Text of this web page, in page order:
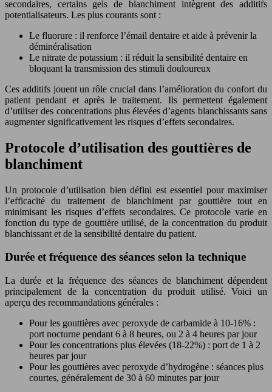
secondaires, certains gels de blanchiment intègrent des additifs
potentialisateurs. Les plus courants sont :
Le fluorure : il renforce l’émail dentaire et aide à prévenir la
déminéralisation
Le nitrate de potassium : il réduit la sensibilité dentaire en
bloquant la transmission des stimuli douloureux
Ces additifs jouent un rôle crucial dans l’amélioration du confort du
patient pendant et après le traitement. Ils permettent également
d’utiliser des concentrations plus élevées d’agents blanchissants sans
augmenter significativement les risques d’effets secondaires.
Protocole d’utilisation des gouttières de
blanchiment
Un protocole d’utilisation bien défini est essentiel pour maximiser
l’efficacité du traitement de blanchiment par gouttière tout en
minimisant les risques d’effets secondaires. Ce protocole varie en
fonction du type de gouttière utilisé, de la concentration du produit
blanchissant et de la sensibilité dentaire du patient.
Durée et fréquence des séances selon la technique
La durée et la fréquence des séances de blanchiment dépendent
principalement de la concentration du produit utilisé. Voici un
aperçu des recommandations générales :
Pour les gouttières avec peroxyde de carbamide à 10-16% :
port nocturne pendant 6 à 8 heures, ou 2 à 4 heures par jour
Pour les concentrations plus élevées (18-22%) : port de 1 à 2
heures par jour
Pour les gouttières avec peroxyde d’hydrogène : séances plus
courtes, généralement de 30 à 60 minutes par jour